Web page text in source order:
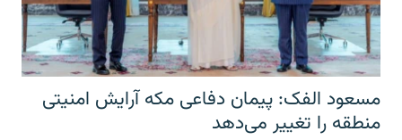
مسعود الفک: پیمان دفاعی مکه آرایش امنیتی
منطقه را تغییر می‌دهد